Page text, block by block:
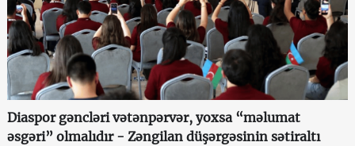
Diaspor gəncləri vətənpərvər, yoxsa “məlumat
əsgəri” olmalıdır - Zəngilan düşərgəsinin sətiraltı